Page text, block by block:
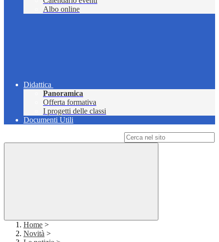
Albo online
Didattica
Panoramica
Offerta formativa
I progetti delle classi
Documenti Utili
Home >
Novità >